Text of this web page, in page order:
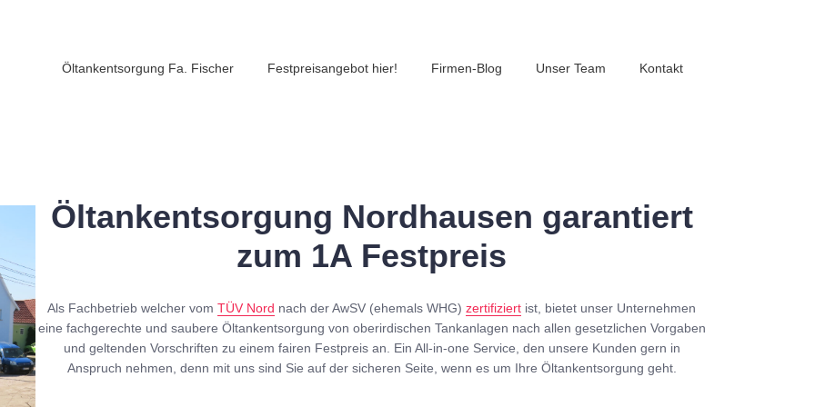
Öltankentsorgung Fa. Fischer Festpreisangebot hier! Firmen-Blog Unser Team Kontakt
Öltankentsorgung Nordhausen garantiert
zum 1A Festpreis
Als Fachbetrieb welcher vomTÜV Nord nach der AwSV (ehemals WHG)zertifiziert ist, bietet unser Unternehmen
eine fachgerechte und saubere Öltankentsorgung von oberirdischen Tankanlagen nach allen gesetzlichen Vorgaben
und geltenden Vorschriften zu einem fairen Festpreis an. Ein All-in-one Service, den unsere Kunden gern in
Anspruch nehmen, denn mit uns sind Sie auf der sicheren Seite, wenn es um Ihre Öltankentsorgung geht.